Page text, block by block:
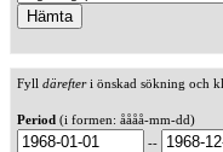
Fyll därefteri önskad sökning och
Period (i formen: åååå-mm-dd)
--